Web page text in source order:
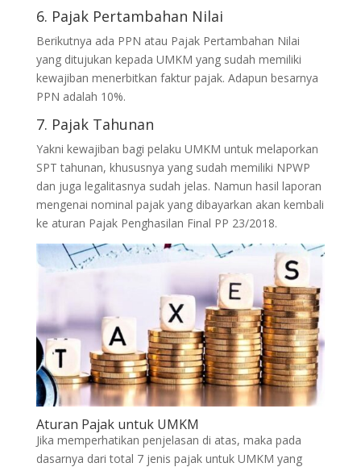
6. Pajak Pertambahan Nilai
Berikutnya ada PPN atau Pajak Pertambahan Nilai
yang ditujukan kepada UMKM yang sudah memiliki
kewajiban menerbitkan faktur pajak. Adapun besarnya
PPN adalah 10%.
7. Pajak Tahunan
Yakni kewajiban bagi pelaku UMKM untuk melaporkan
SPT tahunan, khususnya yang sudah memiliki NPWP
dan juga legalitasnya sudah jelas. Namun hasil laporan
mengenai nominal pajak yang dibayarkan akan kembali
ke aturan Pajak Penghasilan Final PP 23/2018.
Aturan Pajak untuk UMKM
Jika memperhatikan penjelasan di atas, maka pada
dasarnya dari total 7 jenis pajak untuk UMKM yang